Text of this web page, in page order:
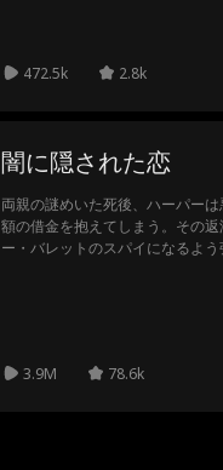
472.5k
2.8k
闇に隠された恋
両親の謎めいた死後、ハーパー
額の借金を抱えてしまう。その
ー・バレットのスパイになるよ
3.9M
78.6k